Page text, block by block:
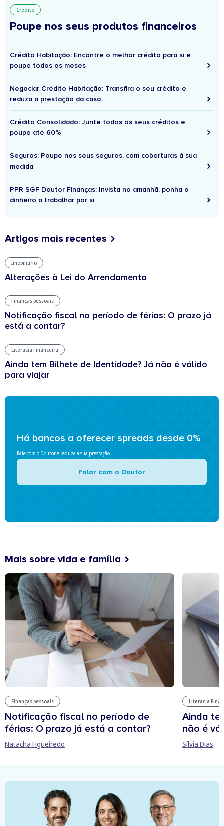
Crédito
Poupe nos seus produtos financeiros
Crédito Habitação: Encontre o melhor crédito para si e
poupe todos os meses
Negociar Crédito Habitação: Transfira o seu crédito e
reduza a prestação da casa
Crédito Consolidado: Junte todos os seus créditos e
poupe até 60%
Seguros: Poupe nos seus seguros, com coberturas à sua
medida
PPR SGF Doutor Finanças: Invista no amanhã, ponha o
dinheiro a trabalhar por si
Artigos mais recentes
Imobiliário
Alterações à Lei do Arrendamento
Finanças pessoais
Notificação fiscal no período de férias: O prazo já
está a contar?
Literacia Financeira
Ainda tem Bilhete de Identidade? Já não é válido
para viajar
Há bancos a oferecer spreads desde 0%
Fale com o Doutor e reduza a sua prestação
Falar com o Doutor
Mais sobre vida e família
Finanças pessoais
Notificação fiscal no período de
férias: O prazo já está a contar?
Natacha Figueiredo
Literacia
Ainda
não é
Sílvia Dias